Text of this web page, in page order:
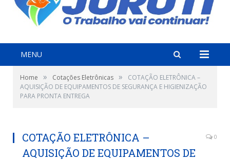
MENU
Home » Cotações Eletrônicas »
COTAÇÃO ELETRÔNICA –
AQUISIÇÃO DE EQUIPAMENTOS DE SEGURANÇA E HIGIENIZAÇÃO
PARA PRONTA ENTREGA
COTAÇÃO ELETRÔNICA –
AQUISIÇÃO DE EQUIPAMENTOS DE
0